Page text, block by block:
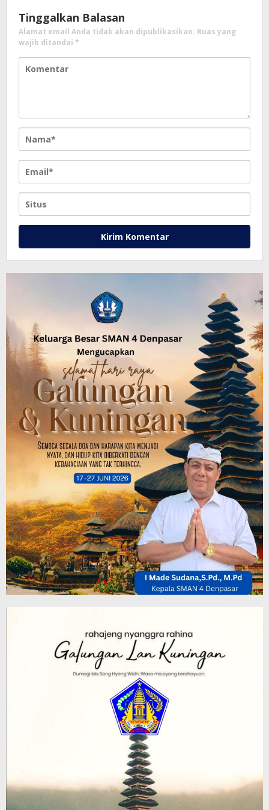
Tinggalkan Balasan
Alamat email Anda tidak akan dipublikasikan. Ruas yang
wajib ditandai *